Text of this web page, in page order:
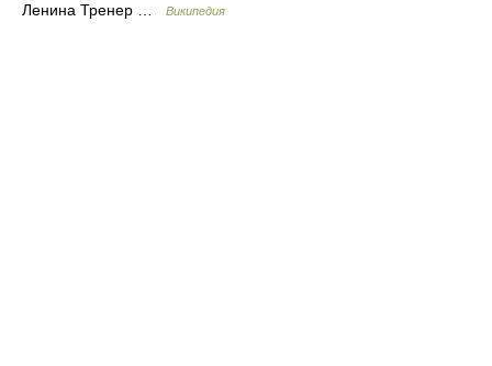
Ленина Тренер …
Википедия